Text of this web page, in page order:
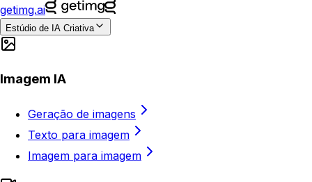
getimg.ai
Estúdio de IA Criativa
Imagem IA
Geração de imagens
Texto para imagem
Imagem para imagem